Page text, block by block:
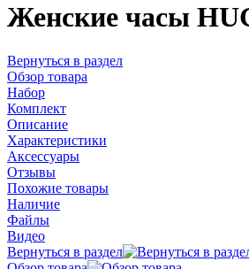
Женские часы
Вернуться в раздел
Обзор товара
Набор
Комплект
Описание
Характеристики
Аксессуары
Отзывы
Похожие товары
Наличие
Файлы
Видео
Вернуться в раздел